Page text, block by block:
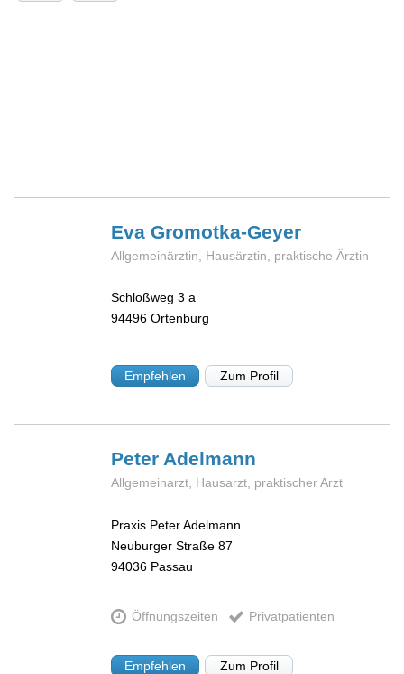
EvaGromotka-Geyer
Allgemeinärztin, Hausärztin, praktische Ärztin
Schloßweg 3 a
94496 Ortenburg
Empfehlen Zum Profil
Peter Adelmann
Allgemeinarzt, Hausarzt, praktischer Arzt
Praxis Peter Adelmann
Neuburger Straße 87
94036 Passau
Öffnungszeiten Privatpatienten
Empfehlen Zum Profil